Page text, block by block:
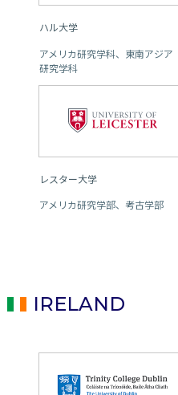
ハル大学
アメリカ研究学科、東南アジア
研究学科
レスター大学
アメリカ研究学部、考古学部
IRELAND